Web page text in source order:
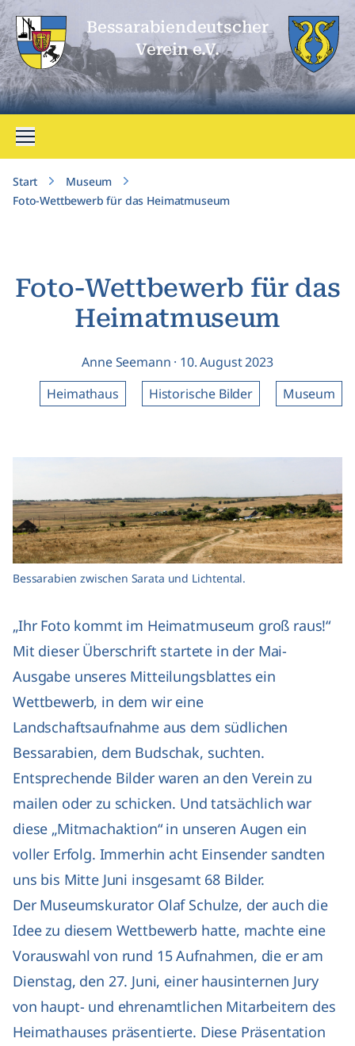
Bessarabien­deutscher
Verein e.V.
Menü öffnen
Start
Museum
Foto-Wettbewerb für das Heimatmuseum
Foto-Wettbewerb für das
Heimatmuseum
Anne Seemann · 10. August 2023
Heimathaus
Historische Bilder Museum
Bessarabien zwischen Sarata und Lichtental.
„Ihr Foto kommt im Heimatmuseum groß raus!“
Mit dieser Überschrift startete in der Mai-
Ausgabe unseres Mitteilungsblattes ein
Wettbewerb, in dem wir eine
Landschaftsaufnahme aus dem südlichen
Bessarabien, dem Budschak, suchten.
Entsprechende Bilder waren an den Verein zu
mailen oder zu schicken. Und tatsächlich war
diese „Mitmachaktion“ in unseren Augen ein
voller Erfolg. Immerhin acht Einsender sandten
uns bis Mitte Juni insgesamt 68 Bilder.
Der Museumskurator Olaf Schulze, der auch die
Idee zu diesem Wettbewerb hatte, machte eine
Vorauswahl von rund 15 Aufnahmen, die er am
Dienstag, den 27. Juni, einer hausinternen Jury
von haupt- und ehrenamtlichen Mitarbeitern des
Heimathauses präsentierte. Diese Präsentation